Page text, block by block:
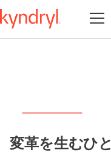
変革を生むひ